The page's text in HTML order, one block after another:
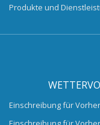
Produkte und
Einschreibung für